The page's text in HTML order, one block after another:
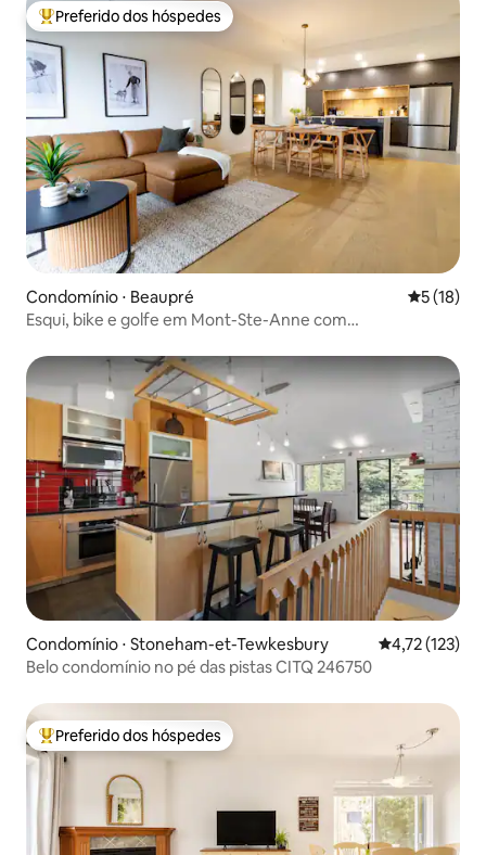
Entre os melhores preferidos dos hóspedes
Preferido dos hóspedes
Condomínio ⋅ Beaupré 5 de uma
5 (18)
Esqui, bike e golfe em Mont-Ste-Anne com
Condomínio ⋅ Stoneham-et-Tewkesbury 4,72 de uma
4,72 (123)
Belo condomínio no pé das pistas CITQ 246750
Entre os melhores preferidos dos hóspedes
Preferido dos hóspedes